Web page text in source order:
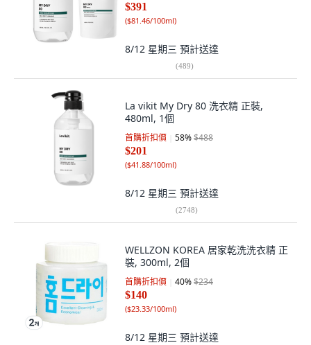
$391
($81.46/100ml)
8/12 星期三 預計送達
(489)
La vikit My Dry 80 洗衣精 正裝,
480ml, 1個
首購折扣價 58%$488
$201
($41.88/100ml)
8/12 星期三 預計送達
(2748)
WELLZON KOREA 居家乾洗洗衣精 正
裝, 300ml, 2個
首購折扣價 40%$234
$140
($23.33/100ml)
8/12 星期三 預計送達